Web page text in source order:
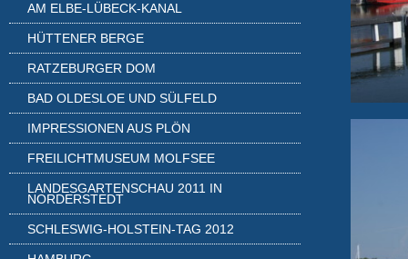
AM ELBE-LÜBECK-KANAL
HÜTTENER BERGE
RATZEBURGER DOM
BAD OLDESLOE UND SÜLFELD
IMPRESSIONEN AUS PLÖN
FREILICHTMUSEUM MOLFSEE
LANDESGARTENSCHAU 2011 IN
NORDERSTEDT
SCHLESWIG-HOLSTEIN-TAG 2012